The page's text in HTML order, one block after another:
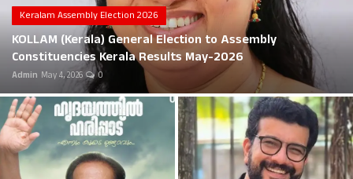
Career
Education
Business
Local News
Earn Money
Keralam Assembly Election 2026
KOLLAM (Kerala) General Election to Assembly
Constituencies Kerala Results May-2026
Admin May 4, 2026 0